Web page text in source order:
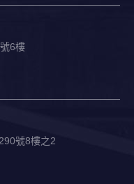
的姓名、電話、住址、
後，我們即取得您的資
話、住址、身份證字
站即取得您的資料。
IP 位址、使用時間、使
在本網站內部所瀏覽的
否則本網站不會也無法
網站網刊登廣告之廠
6樓
號8樓之2